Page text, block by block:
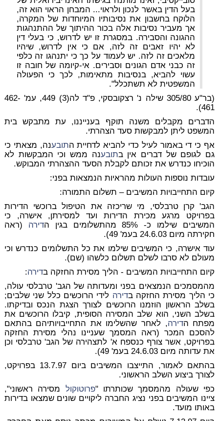
בעל הדין באשר לנכון ולראוי... המבחן הראוי הוא זה,
הלוקח בחשבון את נסיבותיו המיוחדות של המקרה,
אך מעביר נסיבות אלה בכור ההיתוך של ההתנהגות
ההגונה והסבירה. במסגרת זו יש לדרוש, כי בעלי דין
לא יהיו זאבים זה לזה, אם כי אין לדרוש, שיהיו
מלאכים זה לזה. יש לעמוד על כך כי יתנהגו זה כלפי
זה כבני אדם הגונים וסבירים. אי-קיומה של חובה זו
עשוי להביא, בנסיבות מתאימות, לכך כי הפעולה
המשפטית לא תשתכלל".
(בר"ע 305/80
שילה נ' רצקובסקי,
פ"ד לה(3) 449, עמ' 462-
461).
הדברים מקבלים משנה תוקף בענייננו, עת מתבקש בית
המשפט ליתן למבקשות סעד הצהרתי.
אף כי די באמור לעיל כדי להביא לדחיית התובענה, מצאתי כי
גם לגופם של דברים אין בתובענה ממש וכי המבקשות לא
הוכיחו כנדרש את זכותם לקבלת הסעד ההצהרתי המבוקש.
עובדות נוספות העולות מהראיות הנמצאות בפני:
קיום התחייבויות המשיבים – תשלום התמורה:
הגב' קרן טרבלסי, מי שריכזה את הטיפול ברוכשי הדירות
בפרויקט מרגע מכירת הדירות ועד למסירתן, אישרה, כי
המשיבים שילמו כ- 85% מהתשלומים בגין ה
דירה (ראה
חקירתה מיום 24.6.03 בעמ' 49).
עוד אישרה, כי המשיבים שילמו את כל התשלומים כנדרש וכי
מעולם לא סרבו לשלם תשלום כלשהו (שם).
קיום התחייבויות המשיבים - הליך מסירת החזקה בדירה:
מהמסמכים הנמצאים בפני ומעדותה של הגב' טרבלסי עולה,
כי הליך מסירת החזקה בדירה לידי הרוכשים כלל שני שלבים;
בשלב הראשון הוזמנו הרוכשים לצורך הצגת הנכס ובדיקתו.
בשלב השני, הוא שלב המסירה הסופית, קיבלו הרוכשים את
מפתח הדירה, לאחר שהשלימו את התחייבויותיהם בהתאם
להסכם המכר (ראה המסמך שעניינו נהלי מסירת החזקה
בפרויקט, אשר צורף כנספח א' לתצהירה של הגב' טרבלסי וכן
את עדותה מיום 24.6.03 בעמ' 49).
בהתאם לאמור, התייצבו המשיבים ביום 13.7.97 בפרויקט,
לצורך ביצוע השלב הראשוני.
כפי שעולה מהמסמך שכותרתו "פרוטוקול מסירה ראשוני",
ציינו המשיבים בפני נציג החברה ליקויים שונים שמצאו בדירות
באותו מועד.